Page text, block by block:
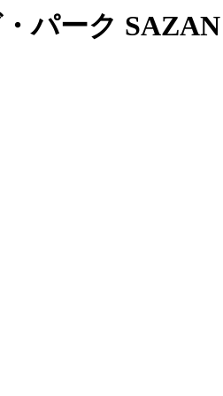
パーク